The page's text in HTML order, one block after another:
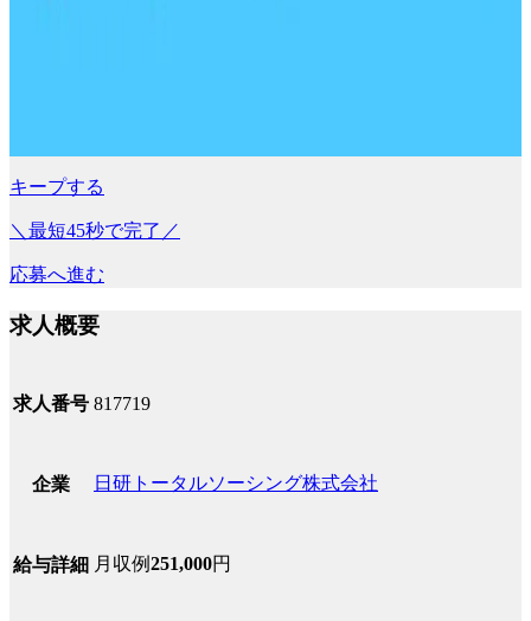
キープする
＼最短45秒で完了／
応募へ進む
求人概要
求人番号 817719
企業 日研トータルソーシング株式会社
給与詳細 月収例251,000円